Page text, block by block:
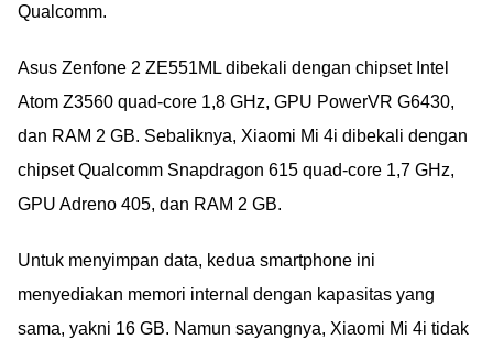
Qualcomm.
Asus Zenfone 2 ZE551ML dibekali dengan chipset Intel
Atom Z3560 quad-core 1,8 GHz, GPU PowerVR G6430,
dan RAM 2 GB. Sebaliknya, Xiaomi Mi 4i dibekali dengan
chipset Qualcomm Snapdragon 615 quad-core 1,7 GHz,
GPU Adreno 405, dan RAM 2 GB.
Untuk menyimpan data, kedua smartphone ini
menyediakan memori internal dengan kapasitas yang
sama, yakni 16 GB. Namun sayangnya, Xiaomi Mi 4i tidak